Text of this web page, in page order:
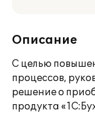
Описание
С целью
процессов,
решение о
продукта